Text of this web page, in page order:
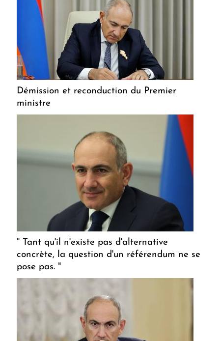
Démission et reconduction du Premier
ministre
" Tant qu'il n'existe pas d'alternative
concrète, la question d'un référendum ne se
pose pas. "